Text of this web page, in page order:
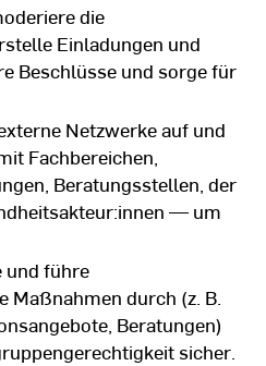
die
Einladungen und
Beschlüsse und sorge für
Netzwerke auf und
Fachbereichen,
Beratungsstellen, der
— um
und führe
durch (z. B.
Beratungen)
sicher.